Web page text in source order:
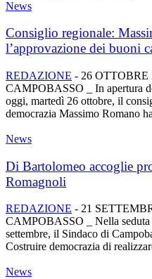
News
Consiglio regionale:
l’approvazione dei buoni
REDAZIONE - 26 OTTOBRE
CAMPOBASSO _ In apertura
oggi, martedì 26 ottobre, il
democrazia Massimo Romano
News
Di Bartolomeo accoglie
Romagnoli
REDAZIONE - 21
CAMPOBASSO _ Nella
settembre, il Sindaco di
Costruire democrazia di
News